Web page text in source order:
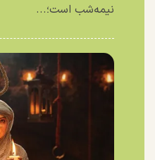
نیمه‌شب است؛...